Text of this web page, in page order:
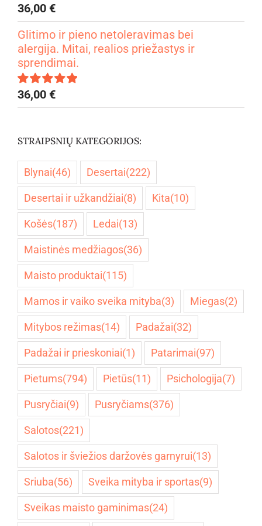
Įvertinimas:
4.67iš 5
36,00 €
Glitimo ir pieno netoleravimas bei
alergija. Mitai, realios priežastys ir
sprendimai.
Įvertinimas:
5.00iš 5
36,00 €
STRAIPSNIŲ KATEGORIJOS:
Blynai(46) Desertai(222)
Desertai ir užkandžiai(8) Kita(10)
Košės(187) Ledai(13)
Maistinės medžiagos(36)
Maisto produktai(115)
Mamos ir vaiko sveika mityba(3) Miegas(2)
Mitybos režimas(14) Padažai(32)
Padažai ir prieskoniai(1) Patarimai(97)
Pietums(794) Pietūs(11) Psichologija(7)
Pusryčiai(9) Pusryčiams(376)
Salotos(221)
Salotos ir šviežios daržovės garnyrui(13)
Sriuba(56) Sveika mityba ir sportas(9)
Sveikas maisto gaminimas(24)